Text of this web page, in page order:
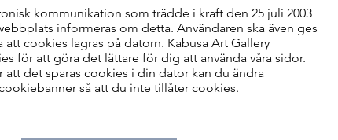
kommunikation som trädde i kraft den 25 juli 2003
informeras om detta. Användaren ska även ges
cookies lagras på datorn. Kabusa Art Gallery
för att göra det lättare för dig att använda våra sidor.
att det sparas cookies i din dator kan du ändra
så att du inte tillåter cookies.